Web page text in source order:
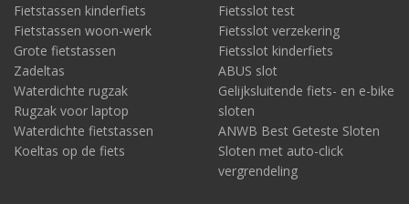
Fietstassen kinderfiets
Fietstassen woon-werk
Grote fietstassen
Zadeltas
Waterdichte rugzak
Rugzak voor laptop
Waterdichte fietstassen
Koeltas op de fiets
Fietsslot test
Fietsslot verzekering
Fietsslot kinderfiets
ABUS slot
Gelijksluitende fiets- en e-bike
sloten
ANWB Best Geteste Sloten
Sloten met auto-click
vergrendeling